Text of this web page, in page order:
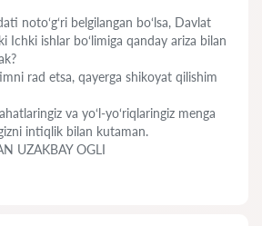
noto‘g‘ri belgilangan bo‘lsa, Davlat
Ichki ishlar bo‘limiga qanday ariza bilan
rad etsa, qayerga shikoyat qilishim
va yo‘l-yo‘riqlaringiz menga
intiqlik bilan kutaman.
UZAKBAY OGLI